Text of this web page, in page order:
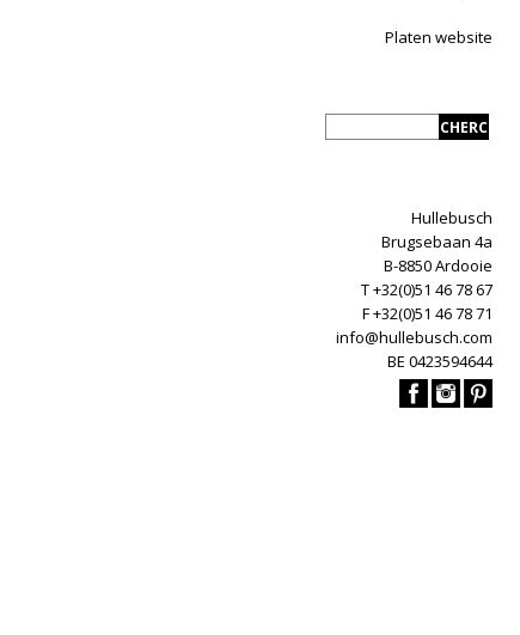
Platen website
Hullebusch
Brugsebaan 4a
B-8850 Ardooie
T +32(0)51 46 78 67
F +32(0)51 46 78 71
info@hullebusch.com
BE 0423594644